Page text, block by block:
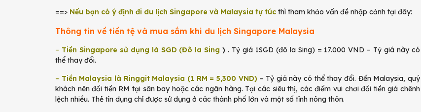
==> Nếu bạn có ý định đi du lịch Singapore và Malaysia tự túc thì tham khảo vấn đề nhập cảnh tại đây:
Thông tin về tiền tệ và mua sắm khi du lịch Singapore Malaysia
– Tiền Singapore sử dụng là SGD (Đô la Sing ) . Tỷ giá 1SGD (đô la Sing) = 17.000 VND – Tỷ giá này có
thể thay đổi.
– Tiền Malaysia là Ringgit Malaysia (1 RM = 5,300 VND) – Tỷ giá này có thể thay đổi. Đến Malaysia, quý
khách nên đổi tiền RM tại sân bay hoặc các ngân hàng. Tại các siêu thị, các điểm vui chơi đổi tiền giá chênh
lệch nhiều. Thẻ tín dụng chỉ được sử dụng ở các thành phố lớn và một số tỉnh nông thôn.